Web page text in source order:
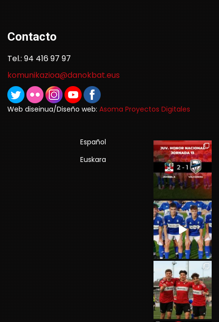
Contacto
Tel.: 94 416 97 97
komunikazioa@danokbat.eus
Web diseinua/Diseño web: Asoma Proyectos Digitales
Español
Euskara